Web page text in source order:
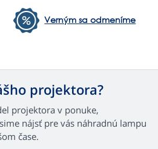
Verným sa odmeníme
projektora?
projektora v ponuke,
nájsť pre vás náhradnú lampu
čase.